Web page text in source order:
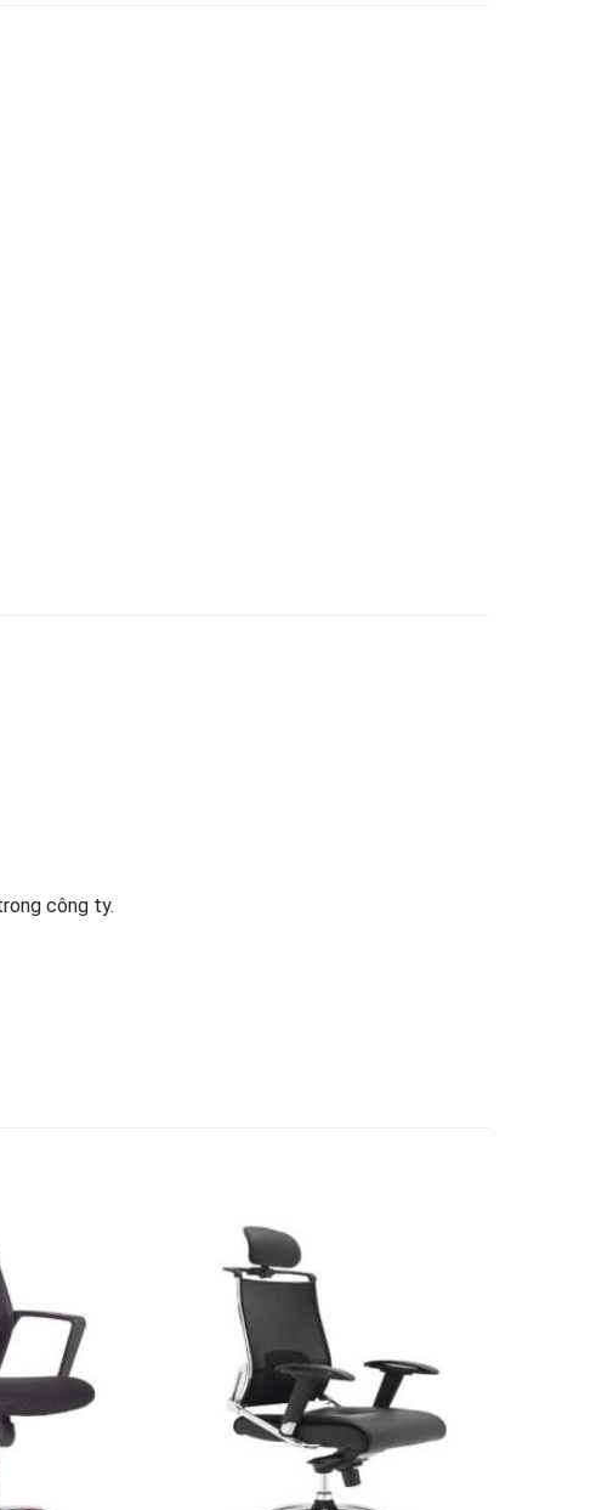
công ty.
Thêm
yêu
thích
phẩm